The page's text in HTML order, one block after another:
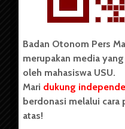
Copyright © 2023. All
Badan Otonom Pers
pers mahasiswa yang
secara mandiri oleh
(USU). Sebelumnya BOPM
Unit Kegiatan Mahasiswa
Badan Otonom Pers
merupakan media
oleh mahasiswa USU.
Mari dukung
berdonasi melalui cara
atas!